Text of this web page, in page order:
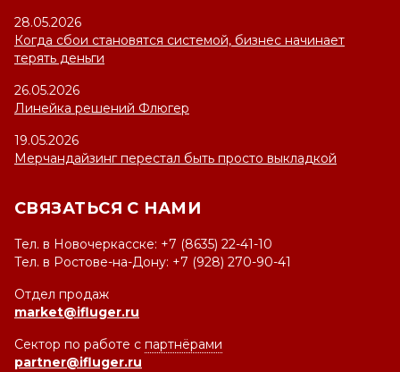
28.05.2026
Когда сбои становятся системой, бизнес начинает
терять деньги
26.05.2026
Линейка решений Флюгер
19.05.2026
Мерчандайзинг перестал быть просто выкладкой
СВЯЗАТЬСЯ С НАМИ
Тел. в Новочеркасске: +7 (8635) 22-41-10
Тел. в Ростове-на-Дону: +7 (928) 270-90-41
Отдел продаж
market@ifluger.ru
Сектор по работе с партнёрами
partner@ifluger.ru